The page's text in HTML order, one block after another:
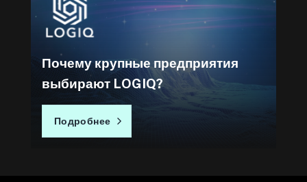
Почему крупные предприятия
выбирают LOGIQ?
Подробнее